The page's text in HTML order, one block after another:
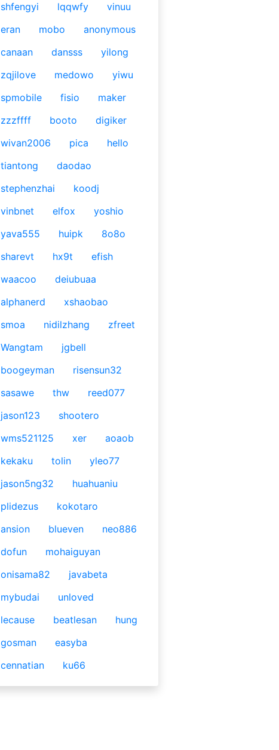
shfengyi
lqqwfy
vinuu
eran
mobo
anonymous
canaan
dansss
yilong
zqjilove
medowo
yiwu
spmobile
fisio
maker
zzzffff
booto
digiker
wivan2006
pica
hello
tiantong
daodao
stephenzhai
koodj
vinbnet
elfox
yoshio
yava555
huipk
8o8o
sharevt
hx9t
efish
waacoo
deiubuaa
alphanerd
xshaobao
smoa
nidilzhang
zfreet
Wangtam
jgbell
boogeyman
risensun32
sasawe
thw
reed077
jason123
shootero
wms521125
xer
aoaob
kekaku
tolin
yleo77
jason5ng32
huahuaniu
plidezus
kokotaro
ansion
blueven
neo886
dofun
mohaiguyan
onisama82
javabeta
mybudai
unloved
lecause
beatlesan
hung
gosman
easyba
cennatian
ku66